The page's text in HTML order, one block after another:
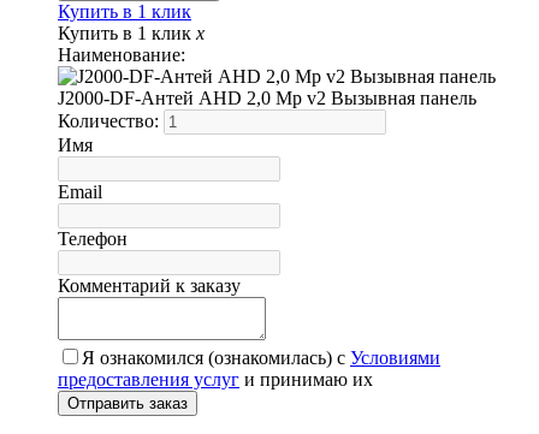
Купить в 1 клик
Купить в 1 клик x
Наименование:
J2000-DF-Антей AHD 2,0 Mp v2 Вызывная панель
Количество:
Имя
Email
Телефон
Комментарий к заказу
Я ознакомился (ознакомилась) с Условиями
предоставления услуг и принимаю их